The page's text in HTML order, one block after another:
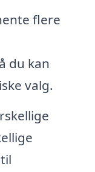
flere
du kan
valg.